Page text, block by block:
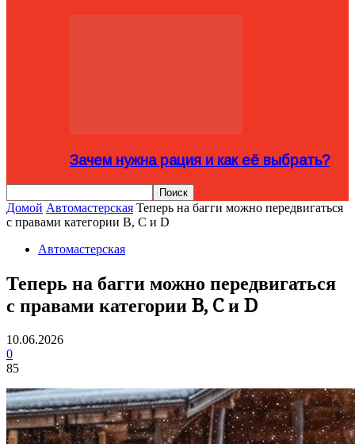
Зачем нужна рация и как её выбрать?
Домой Автомастерская Теперь на багги можно передвигаться
с правами категории B, C и D
Автомастерская
Теперь на багги можно передвигаться
с правами категории B, C и D
10.06.2026
0
85